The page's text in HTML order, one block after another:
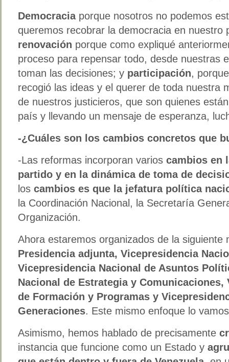
Democraciaporque nosotros no podemos
queremos recobrar la democracia en nuestro
renovación porque como expliqué
proceso para repensar todo, desde nuestras
toman las decisiones; y participación,
recogió las ideas y el querer de toda nuestra
de nuestros justicieros, que son quienes
país y llevando un mensaje de esperanza,
-¿Cuáles son los cambios concretos que
-Las reformas incorporan varios cambios en
partido y en la dinámica de toma de
los cambios es que la jefatura política
la Coordinación Nacional, la Secretaría
Organización.
Ahora estaremos organizados de la siguiente
Presidencia adjunta, Vicepresidencia
Vicepresidencia Nacional de Asuntos
Nacional de Estrategia y
de Formación y Programas y
Generaciones. Este mismo enfoque lo
Asimismo, hemos hablado de precisamente
instancia que funcione como un Estado y